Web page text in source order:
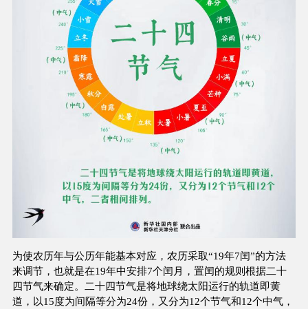
为使农历年与公历年能基本对应，农历采取“19年7闰”的方法
来调节，也就是在19年中安排7个闰月，置闰的规则根据二十
四节气来确定。二十四节气是将地球绕太阳运行的轨道即黄
道，以15度为间隔等分为24份，又分为12个节气和12个中气，